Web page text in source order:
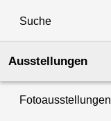
Suche
Ausstellungen
Fotoausstellungen